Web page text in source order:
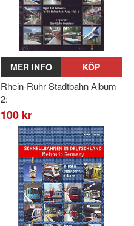
MER INFO KÖP
Rhein-Ruhr Stadtbahn Album
2:
100 kr